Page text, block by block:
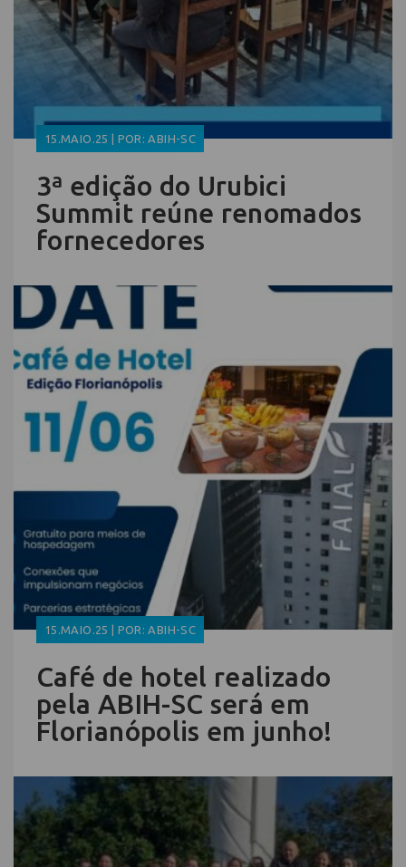
15.MAIO.25 | POR: ABIH-SC
3ª edição do Urubici
Summit reúne renomados
fornecedores
15.MAIO.25 | POR: ABIH-SC
Café de hotel realizado
pela ABIH-SC será em
Florianópolis em junho!